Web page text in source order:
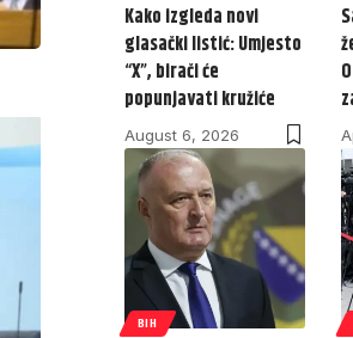
Kako izgleda novi
glasački listić: Umjesto
“X”, birači će
popunjavati kružiće
August 6, 2026
BIH